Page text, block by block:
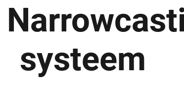
systeem